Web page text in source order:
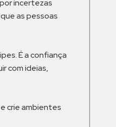
incertezas
as pessoas
É a confiança
com ideias,
crie ambientes